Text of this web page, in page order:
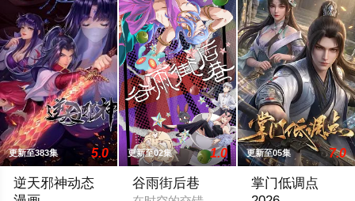
更新至383集 5.0
逆天邪神动态
更新至02集 1.0
谷雨街后巷
更新至05集 7.0
掌门低调点